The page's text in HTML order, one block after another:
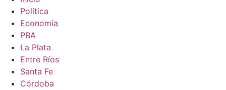
Política
Economía
PBA
La Plata
Entre Ríos
Santa Fe
Córdoba